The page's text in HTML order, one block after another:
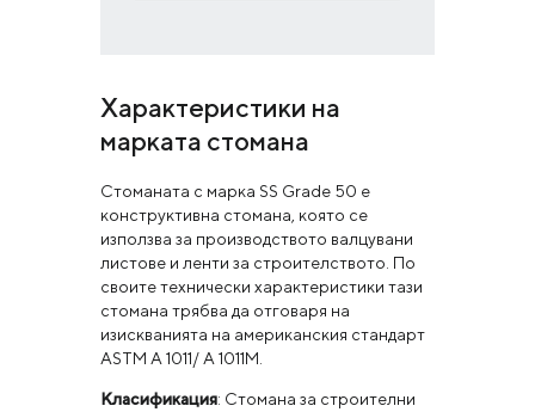
Характеристики на
марката стомана
Стоманата с марка SS Grade 50 е
конструктивна стомана, която се
използва за производството валцувани
листове и ленти за строителството. По
своите технически характеристики тази
стомана трябва да отговаря на
изискванията на американския стандарт
ASTM A 1011/ A 1011M.
Класификация: Стомана за строителни